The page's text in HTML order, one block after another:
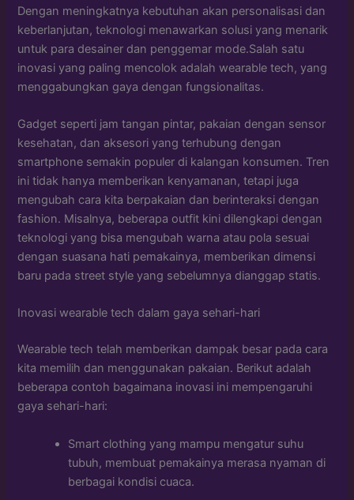
Dengan meningkatnya kebutuhan akan personalisasi dan
keberlanjutan, teknologi menawarkan solusi yang menarik
untuk para desainer dan penggemar mode.Salah satu
inovasi yang paling mencolok adalah wearable tech, yang
menggabungkan gaya dengan fungsionalitas.
Gadget seperti jam tangan pintar, pakaian dengan sensor
kesehatan, dan aksesori yang terhubung dengan
smartphone semakin populer di kalangan konsumen. Tren
ini tidak hanya memberikan kenyamanan, tetapi juga
mengubah cara kita berpakaian dan berinteraksi dengan
fashion. Misalnya, beberapa outfit kini dilengkapi dengan
teknologi yang bisa mengubah warna atau pola sesuai
dengan suasana hati pemakainya, memberikan dimensi
baru pada street style yang sebelumnya dianggap statis.
Inovasi wearable tech dalam gaya sehari-hari
Wearable tech telah memberikan dampak besar pada cara
kita memilih dan menggunakan pakaian. Berikut adalah
beberapa contoh bagaimana inovasi ini mempengaruhi
gaya sehari-hari:
Smart clothing yang mampu mengatur suhu
tubuh, membuat pemakainya merasa nyaman di
berbagai kondisi cuaca.